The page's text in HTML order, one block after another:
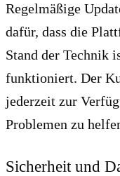
Regelmäßige
dafür, dass die
Stand der Technik
funktioniert. Der
jederzeit zur
Problemen zu
Sicherheit und